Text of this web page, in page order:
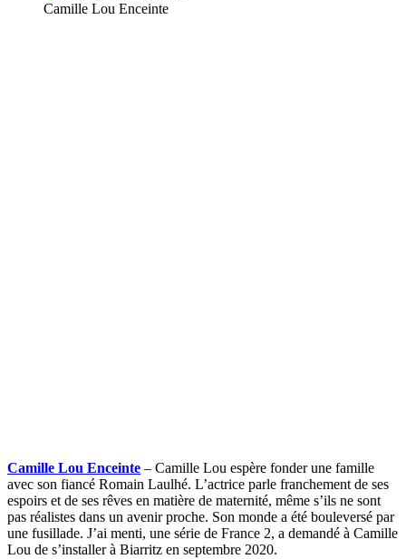
Camille Lou Enceinte
Camille Lou Enceinte – Camille Lou espère fonder une famille
avec son fiancé Romain Laulhé. L’actrice parle franchement de ses
espoirs et de ses rêves en matière de maternité, même s’ils ne sont
pas réalistes dans un avenir proche. Son monde a été bouleversé par
une fusillade. J’ai menti, une série de France 2, a demandé à Camille
Lou de s’installer à Biarritz en septembre 2020.